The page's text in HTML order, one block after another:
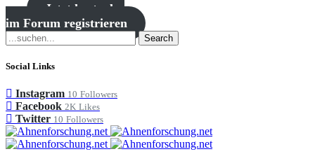
Jetzt kostenlos
im Forum registrieren
Search
Social Links
Instagram 10 Followers
Facebook 2K Likes
Twitter 10 Followers